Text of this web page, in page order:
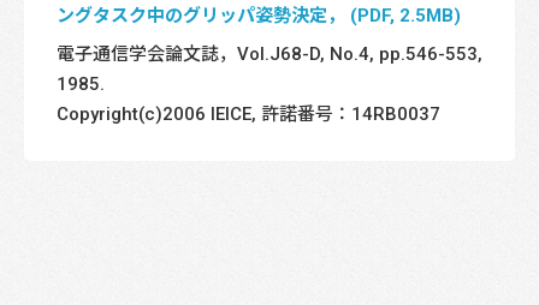
ングタスク中のグリッパ姿勢決定， (PDF, 2.5MB)
電子通信学会論文誌，Vol.J68-D, No.4, pp.546-553,
1985.
Copyright(c)2006 IEICE, 許諾番号：14RB0037